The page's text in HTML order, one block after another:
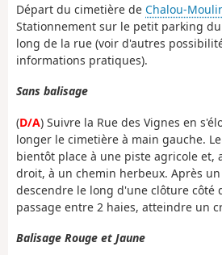
Départ du cimetière de Chalou-
Stationnement sur le petit parking
long de la rue (voir d'autres
informations pratiques).
Sans balisage
(D/A) Suivre la Rue des Vignes en
longer le cimetière à main gauche.
bientôt place à une piste agricole et,
droit, à un chemin herbeux. Après
descendre le long d'une clôture côté
passage entre 2 haies, atteindre un
Balisage Rouge et Jaune